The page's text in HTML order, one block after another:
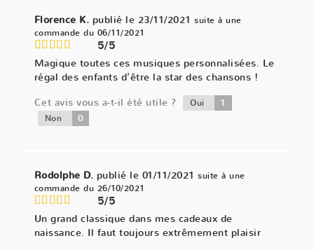
Florence K. publié le 23/11/2021 suite à une
commande du 06/11/2021
5/5
Magique toutes ces musiques personnalisées. Le
régal des enfants d'être la star des chansons !
Cet avis vous a-t-il été utile ?
Oui 1
Non 0
Rodolphe D. publié le 01/11/2021 suite à une
commande du 26/10/2021
5/5
Un grand classique dans mes cadeaux de
naissance. Il faut toujours extrêmement plaisir